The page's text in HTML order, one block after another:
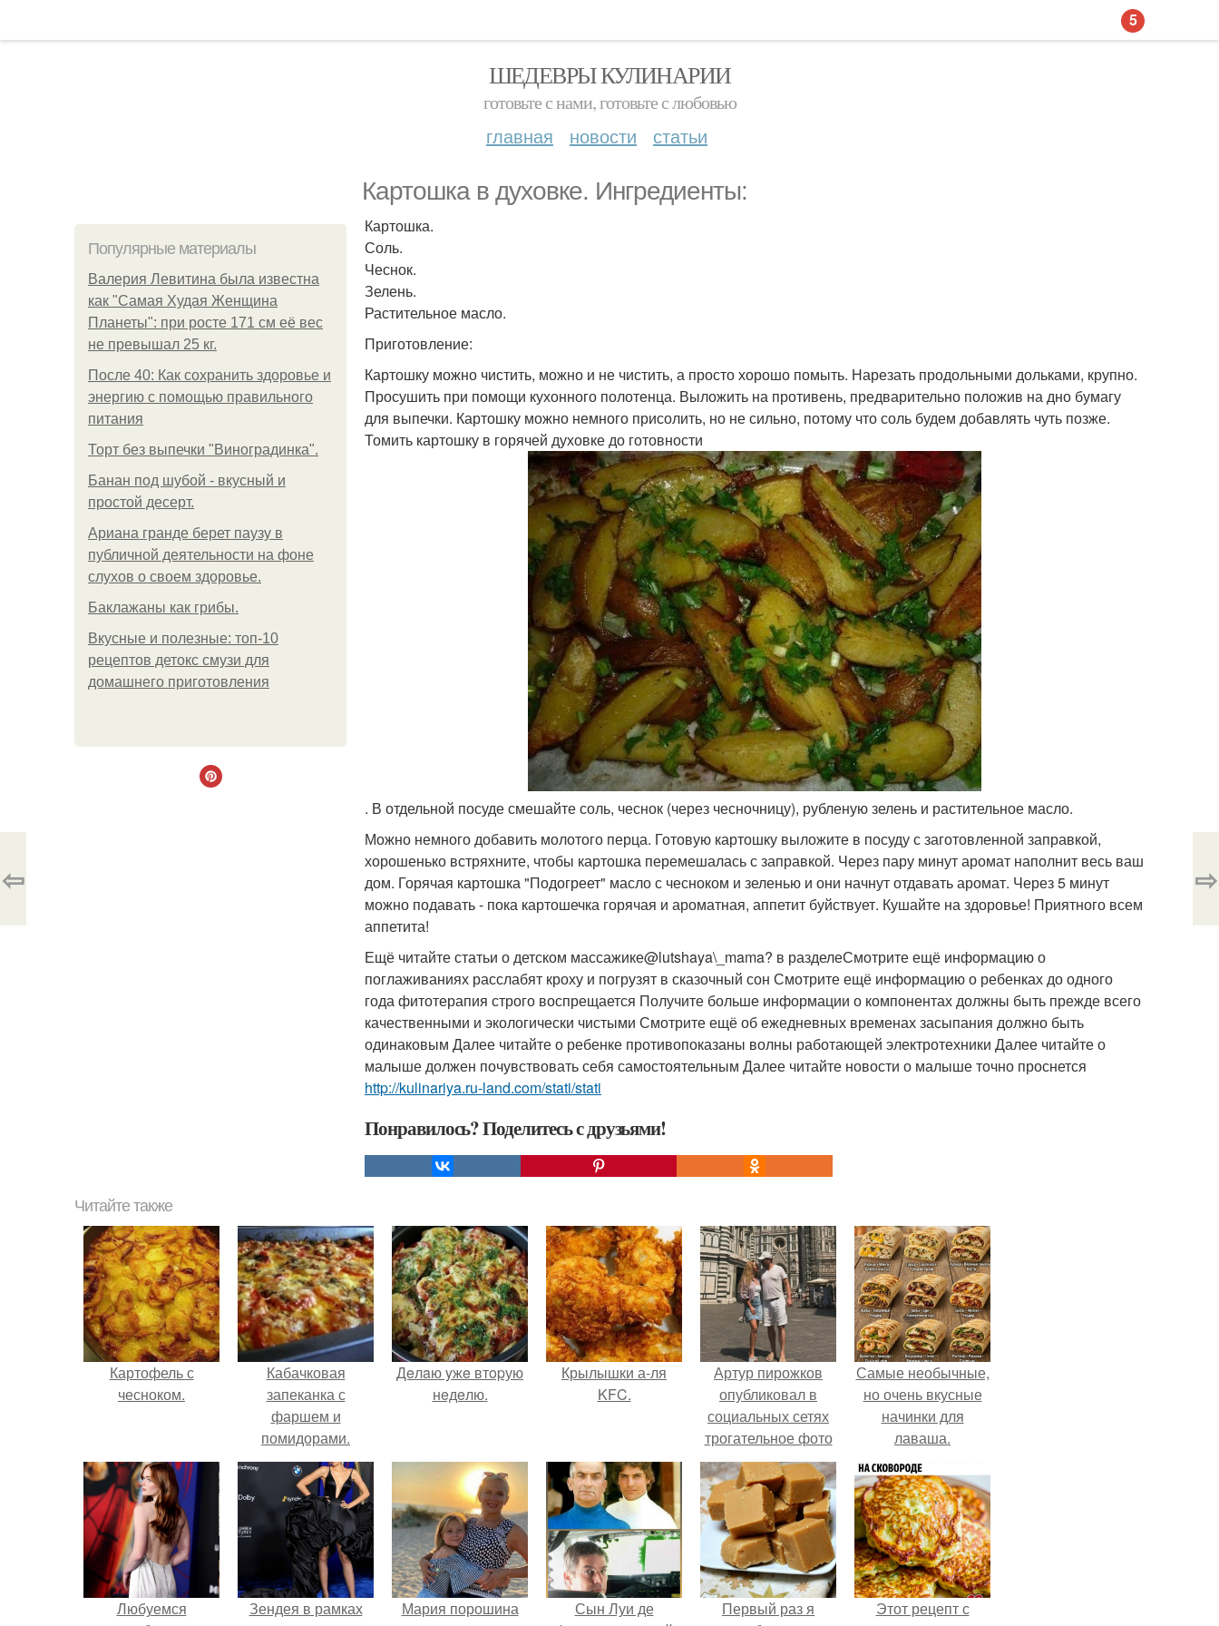
ШЕДЕВРЫ КУЛИНАРИИ
готовьте с нами, готовьте с любовью
главная новости статьи
Картошка в духовке. Ингредиенты:
Популярные материалы
Валерия Левитина была известна
как "Самая Худая Женщина
Планеты": при росте 171 см её вес
не превышал 25 кг.
После 40: Как сохранить здоровье и
энергию с помощью правильного
питания
Торт без выпечки "Виноградинка".
Банан под шубой - вкусный и
простой десерт.
Ариана гранде берет паузу в
публичной деятельности на фоне
слухов о своем здоровье.
Баклажаны как грибы.
Вкусные и полезные: топ-10
рецептов детокс смузи для
домашнего приготовления
Картошка.
Соль.
Чеснок.
Зелень.
Растительное масло.
Приготовление:
Картошку можно чистить, можно и не чистить, а просто хорошо помыть. Нарезать продольными дольками, крупно.
Просушить при помощи кухонного полотенца. Выложить на противень, предварительно положив на дно бумагу
для выпечки. Картошку можно немного присолить, но не сильно, потому что соль будем добавлять чуть позже.
Томить картошку в горячей духовке до готовности
. В отдельной посуде смешайте соль, чеснок (через чесночницу), рубленую зелень и растительное масло.
Можно немного добавить молотого перца. Готовую картошку выложите в посуду с заготовленной заправкой,
хорошенько встряхните, чтобы картошка перемешалась с заправкой. Через пару минут аромат наполнит весь ваш
дом. Горячая картошка "Подогреет" масло с чесноком и зеленью и они начнут отдавать аромат. Через 5 минут
можно подавать - пока картошечка горячая и ароматная, аппетит буйствует. Кушайте на здоровье! Приятного всем
аппетита!
Ещё читайте статьи о детском массажике@lutshaya\_mama? в разделеСмотрите ещё информацию о
поглаживаниях расслабят кроху и погрузят в сказочный сон Смотрите ещё информацию о ребенках до одного
года фитотерапия строго воспрещается Получите больше информации о компонентах должны быть прежде всего
качественными и экологически чистыми Смотрите ещё об ежедневных временах засыпания должно быть
одинаковым Далее читайте о ребенке противопоказаны волны работающей электротехники Далее читайте о
малыше должен почувствовать себя самостоятельным Далее читайте новости о малыше точно проснется
http://kulinariya.ru-land.com/stati/stati
Понравилось? Поделитесь с друзьями!
⇦ ⇨
Читайте также
Картофель с
чесноком.
Кабачковая
запеканка с
фаршем и
помидорами.
Дeлaю yжe втopую
нeдeлю.
Крылышки а-ля
KFC.
Артур пирожков
опубликовал в
социальных сетях
трогательное фото
с супругой
Анжеликой,
сделанное во
время их недавнего
путешествия в
Италию.
Самые необычные,
но очень вкусные
начинки для
лаваша.
Любуемся
Зендея в рамках
Мария порошина
Сын Луи де
Первый раз я
Этот рецепт с
5